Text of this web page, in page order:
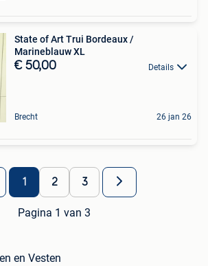
State of Art Trui Bordeaux /
Marineblauw XL
€ 50,00 Details
Brecht 26 jan 26
1 2 3
Pagina 1 van 3
en Vesten